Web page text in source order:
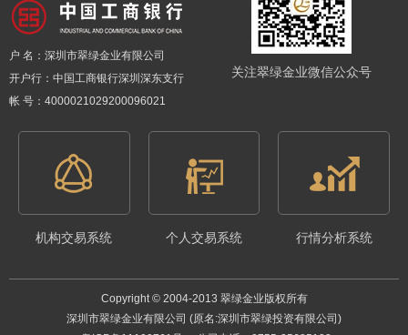
户 名：深圳市翠绿金业有限公司
开户行：中国工商银行深圳深东支行
帐 号：4000021029200096021
关注翠绿金业微信公众号
机构交易系统 个人交易系统 行情分析系统
Copyright © 2004-2013 翠绿金业版权所有
深圳市翠绿金业有限公司 (原名:深圳市翠绿投资有限公司)